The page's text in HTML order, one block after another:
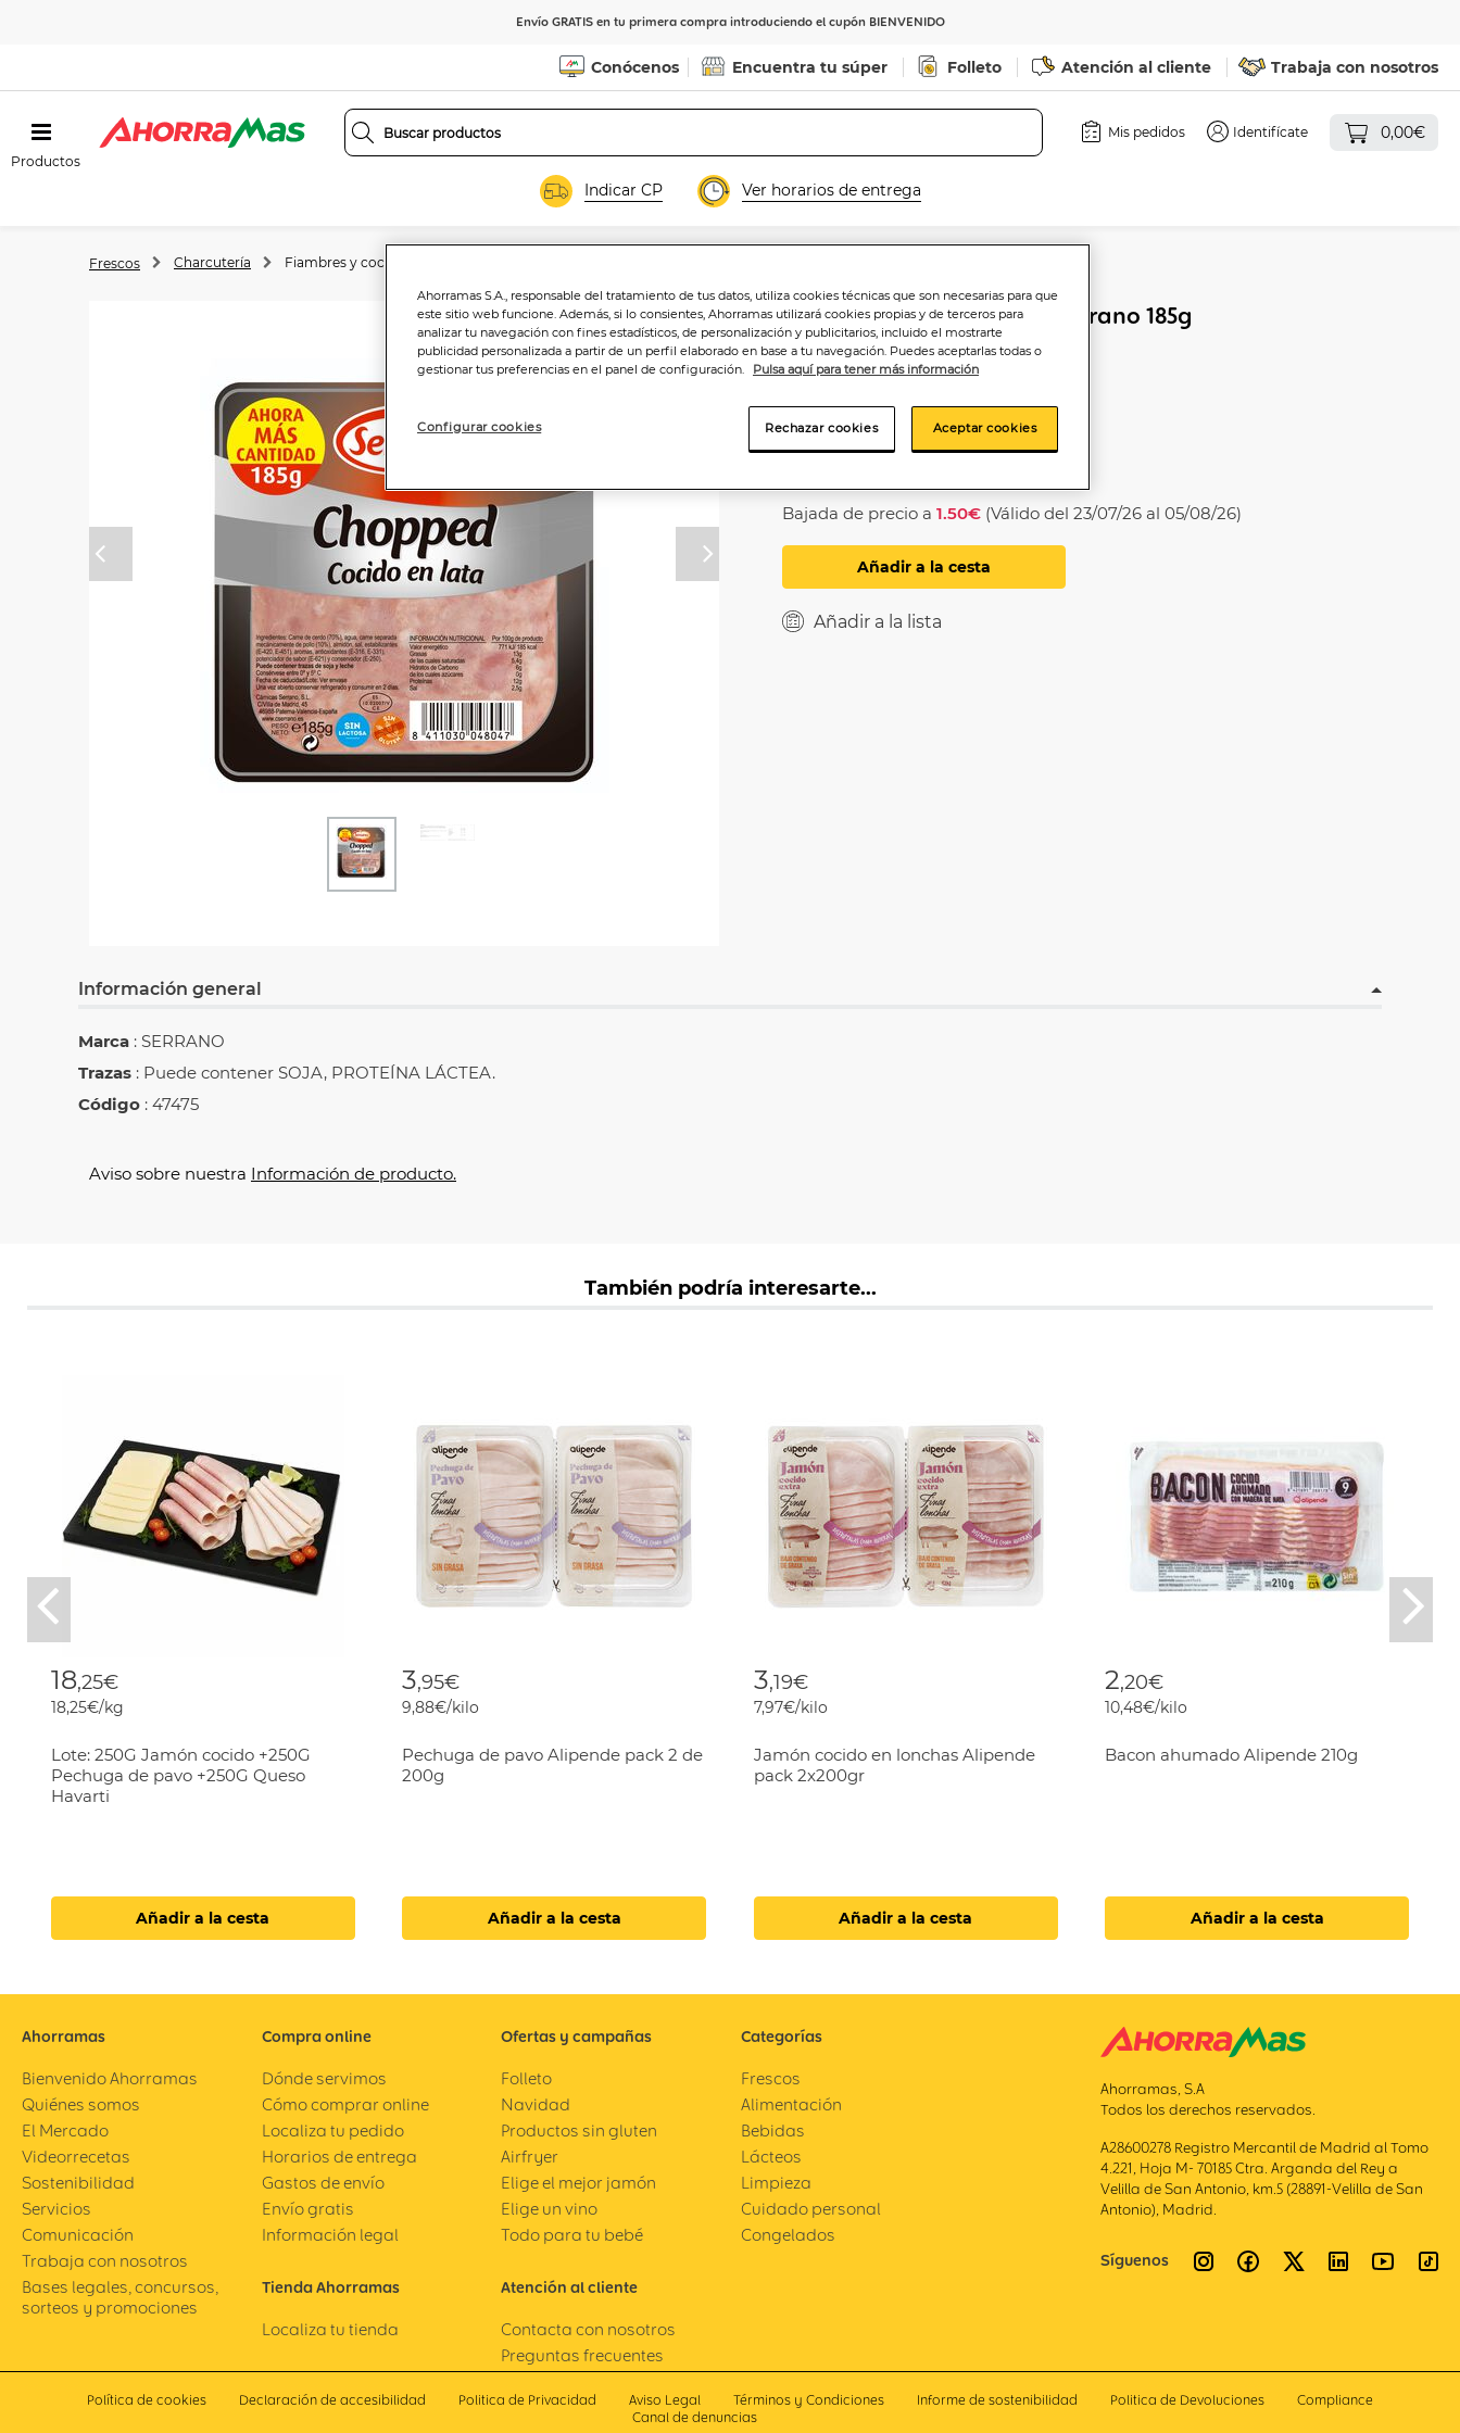
Envío GRATIS en tu primera compra introduciendo el cupón BIENVENIDO
Conócenos Encuentra tu súper Folleto Atención al cliente Trabaja con nosotros
Productos
Mis pedidos Identifícate 0,00€
Indicar CP Ver horarios de entrega
Frescos Charcutería Fiambres y cocidos
Anterior
Chopped cocido en lata Serrano 185g
-25%
Price reduced from
1,99€to
1,50€
Bajada de precio a 1.50€ (Válido del 23/07/26 al 05/08/26)
Añadir a la cesta
Añadir a la lista
Información general
Marca : SERRANO
Trazas : Puede contener SOJA, PROTEÍNA LÁCTEA.
Código : 47475
Aviso sobre nuestra Información de producto.
También podría interesarte...
18,25€
18,25€/kg
Lote: 250G Jamón cocido +250G
Pechuga de pavo +250G Queso
Havarti
Añadir a la cesta
3,95€
9,88€/kilo
Pechuga de pavo Alipende pack 2 de
200g
Añadir a la cesta
3,19€
7,97€/kilo
Jamón cocido en lonchas Alipende
pack 2x200gr
Añadir a la cesta
2,20€
10,48€/kilo
Bacon ahumado Alipende 210g
Añadir a la cesta
Previous
Ahorramas
Bienvenido Ahorramas
Quiénes somos
El Mercado
Videorrecetas
Sostenibilidad
Servicios
Comunicación
Trabaja con nosotros
Bases legales, concursos,
sorteos y promociones
Compra online
Dónde servimos
Cómo comprar online
Localiza tu pedido
Horarios de entrega
Gastos de envío
Envío gratis
Información legal
Tienda Ahorramas
Localiza tu tienda
Ofertas y campañas
Folleto
Navidad
Productos sin gluten
Airfryer
Elige el mejor jamón
Elige un vino
Todo para tu bebé
Atención al cliente
Contacta con nosotros
Preguntas frecuentes
Categorías
Frescos
Alimentación
Bebidas
Lácteos
Limpieza
Cuidado personal
Congelados
Ahorramas, S.A
Todos los derechos reservados.
A28600278 Registro Mercantil de Madrid al Tomo
4.221, Hoja M- 70185 Ctra. Arganda del Rey a
Velilla de San Antonio, km.5 (28891-Velilla de San
Antonio), Madrid.
Síguenos
Política de cookies Declaración de accesibilidad Politica de Privacidad Aviso Legal Términos y Condiciones Informe de sostenibilidad Politica de Devoluciones
Compliance
Canal de denuncias
Ahorramas S.A., responsable del tratamiento de tus datos, utiliza cookies técnicas que son necesarias para que
este sitio web funcione. Además, si lo consientes, Ahorramas utilizará cookies propias y de terceros para
analizar tu navegación con fines estadísticos, de personalización y publicitarios, incluido el mostrarte
publicidad personalizada a partir de un perfil elaborado en base a tu navegación. Puedes aceptarlas todas o
gestionar tus preferencias en el panel de configuración.
Pulsa aquí para tener más información
Configurar cookies Rechazar cookies Aceptar cookies